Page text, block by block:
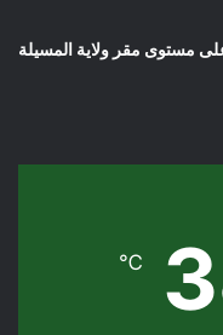
مستوى مقر ولاية المسيلة
℃